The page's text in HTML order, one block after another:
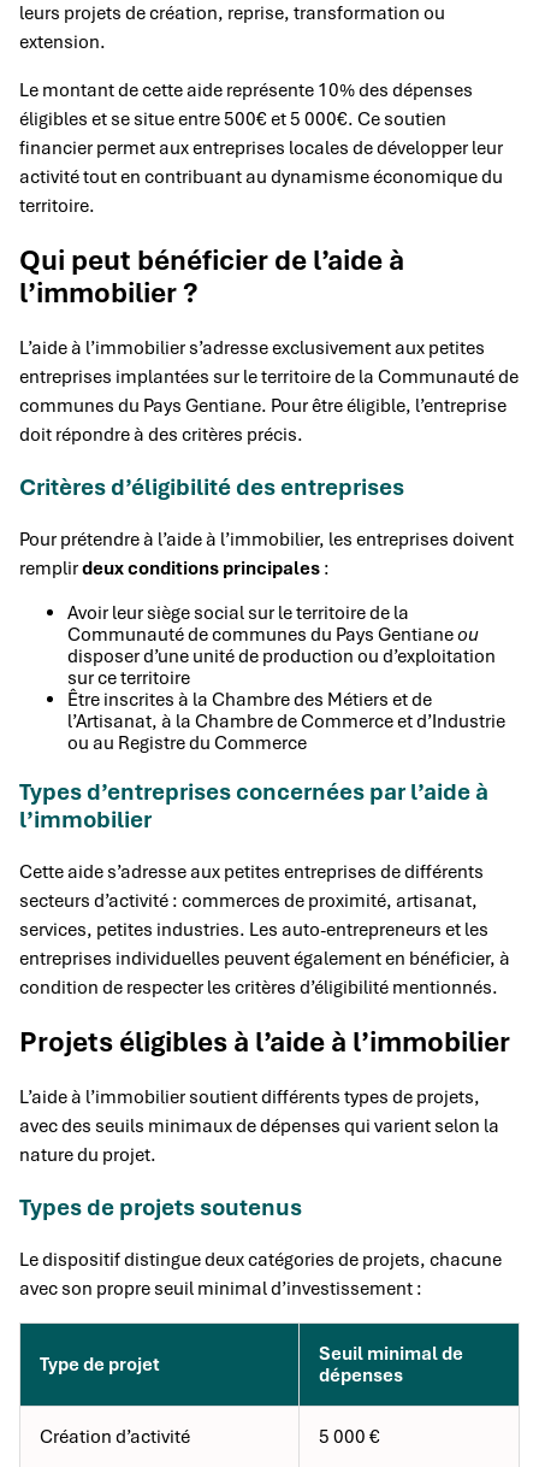
leurs projets de création, reprise, transformation ou
extension.
Le montant de cette aide représente 10% des dépenses
éligibles et se situe entre 500€ et 5 000€. Ce soutien
financier permet aux entreprises locales de développer leur
activité tout en contribuant au dynamisme économique du
territoire.
Qui peut bénéficier de l’aide à
l’immobilier ?
L’aide à l’immobilier s’adresse exclusivement aux petites
entreprises implantées sur le territoire de la Communauté de
communes du Pays Gentiane. Pour être éligible, l’entreprise
doit répondre à des critères précis.
Critères d’éligibilité des entreprises
Pour prétendre à l’aide à l’immobilier, les entreprises doivent
remplirdeux conditions principales :
Avoir leur siège social sur le territoire de la
Communauté de communes du Pays Gentianeou
disposer d’une unité de production ou d’exploitation
sur ce territoire
Être inscrites à la Chambre des Métiers et de
l’Artisanat, à la Chambre de Commerce et d’Industrie
ou au Registre du Commerce
Types d’entreprises concernées par l’aide à
l’immobilier
Cette aide s’adresse aux petites entreprises de différents
secteurs d’activité : commerces de proximité, artisanat,
services, petites industries. Les auto-entrepreneurs et les
entreprises individuelles peuvent également en bénéficier, à
condition de respecter les critères d’éligibilité mentionnés.
Projets éligibles à l’aide à l’immobilier
L’aide à l’immobilier soutient différents types de projets,
avec des seuils minimaux de dépenses qui varient selon la
nature du projet.
Types de projets soutenus
Le dispositif distingue deux catégories de projets, chacune
avec son propre seuil minimal d’investissement :
Type de projet
Seuil minimal de
dépenses
Création d’activité 5 000 €